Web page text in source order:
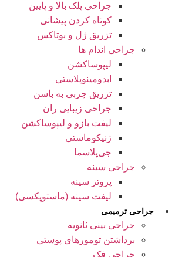
جراحی پلک بالا و پایین
کوتاه کردن پیشانی
تزریق ژل و بوتاکس
جراحی اندام ها
لیپوساکشن
ابدومینوپلاستی
تزریق چربی به باسن
جراحی زیبایی ران
لیفت بازو و لیپوساکشن
ژنیکوماستی
جی‌پلاسما
جراحی سینه
پروتز سینه
لیفت سینه (ماستوپکسی)
جراحی ترمیمی
جراحی بینی ثانویه
برداشتن تومورهای پوستی
جراحی فک